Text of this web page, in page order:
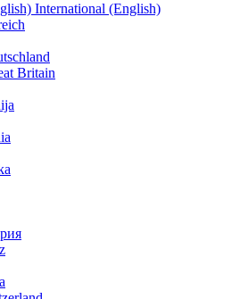
International (English)
Britain